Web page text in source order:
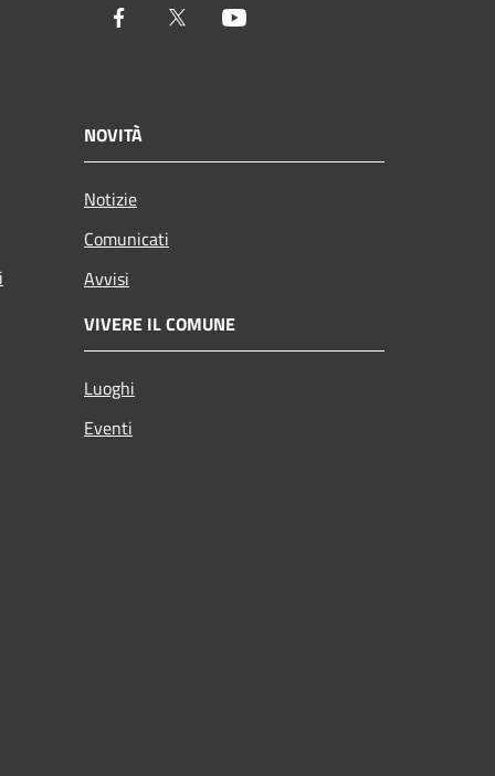
Facebook Twitter
NOVITÀ
Notizie
Comunicati
Avvisi
VIVERE IL COMUNE
Luoghi
Eventi